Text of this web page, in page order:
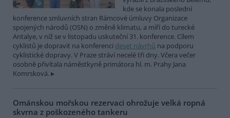
kde se konala poslední
konference smluvních stran Rámcové úmluvy Organizace
spojených národů (OSN) o změně klimatu, a míří do turecké
Antalye, v níž se v listopadu uskuteční 31. konference. Cílem
cyklistů je dopravit na konferenci deset návrhů na podporu
cyklistické dopravy. V Praze stráví necelé tři dny. Včera večer
osobně přivítala náměstkyně primátora hl. m. Prahy Jana
Komrsková.
Ománskou mořskou rezervaci ohrožuje velká ropná
skvrna z poškozeného tankeru